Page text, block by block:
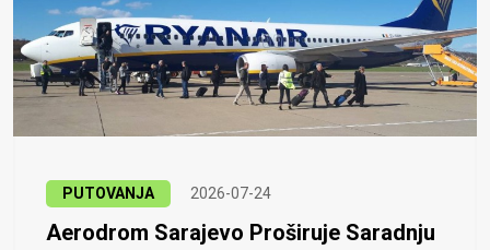
PUTOVANJA 2026-07-24
Aerodrom Sarajevo Proširuje Saradnju